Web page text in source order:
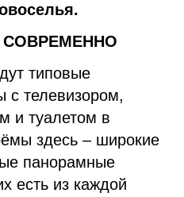
СОВРЕМЕННО
типовые
с телевизором,
и туалетом в
здесь – широкие
панорамные
есть из каждой